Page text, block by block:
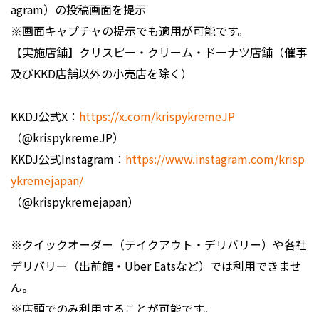
agram）の投稿画面を提示
※画面キャプチャの提示でも適用が可能です。
【実施店舗】クリスピー・クリーム・ドーナツ店舗（催事
及びKKD店舗以外の小売店を除く）
KKDJ公式X： https://x.com/krispykremeJP
（@krispykremeJP）
KKDJ公式Instagram： https://www.instagram.com/krisp
ykremejapan/
（@krispykremejapan）
※クイックオーダー（テイクアウト・デリバリー）や各社
デリバリー（出前館・Uber Eatsなど）では利用できませ
ん。
※店頭でのみ利用することが可能です。